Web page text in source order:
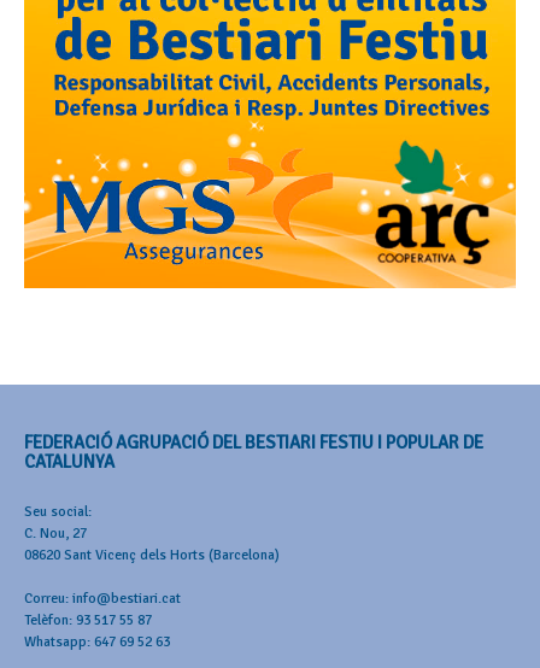
FEDERACIÓ AGRUPACIÓ DEL BESTIARI FESTIU I POPULAR DE
CATALUNYA
Seu social:
C. Nou, 27
08620 Sant Vicenç dels Horts (Barcelona)
Correu: info@bestiari.cat
Telèfon: 93 517 55 87
Whatsapp: 647 69 52 63